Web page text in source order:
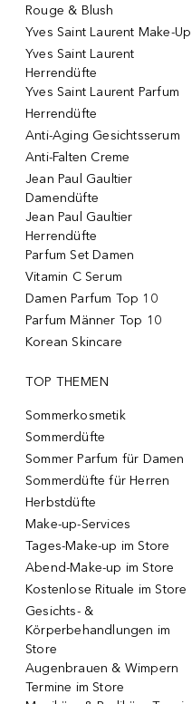
Rouge & Blush
Yves Saint Laurent Make-Up
Yves Saint Laurent
Herrendüfte
Yves Saint Laurent Parfum
Herrendüfte
Anti-Aging Gesichtsserum
Anti-Falten Creme
Jean Paul Gaultier
Damendüfte
Jean Paul Gaultier
Herrendüfte
Parfum Set Damen
Vitamin C Serum
Damen Parfum Top 10
Parfum Männer Top 10
Korean Skincare
TOP THEMEN
Sommerkosmetik
Sommerdüfte
Sommer Parfum für Damen
Sommerdüfte für Herren
Herbstdüfte
Make-up-Services
Tages-Make-up im Store
Abend-Make-up im Store
Kostenlose Rituale im Store
Gesichts- &
Körperbehandlungen im
Store
Augenbrauen & Wimpern
Termine im Store